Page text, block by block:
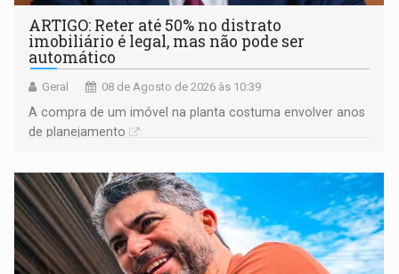
ARTIGO: Reter até 50% no distrato
imobiliário é legal, mas não pode ser
automático
Geral 08 de Agosto de 2026 às 10:39
A compra de um imóvel na planta costuma envolver anos
de planejamento